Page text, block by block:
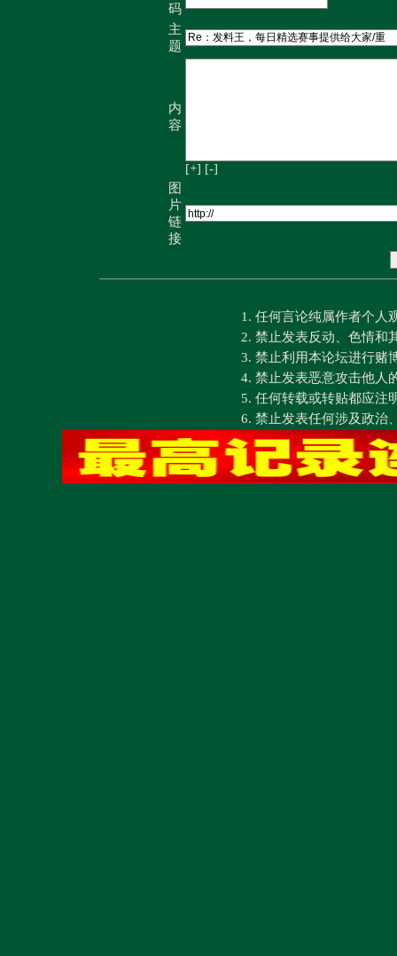
码
主
题
内
容
[+] [-]
图
片
链
接
1. 任何言论纯属作者个人
2. 禁止发表反动、色情和
3. 禁止利用本论坛进行赌
4. 禁止发表恶意攻击他人
5. 任何转载或转贴都应注
6. 禁止发表任何涉及政治